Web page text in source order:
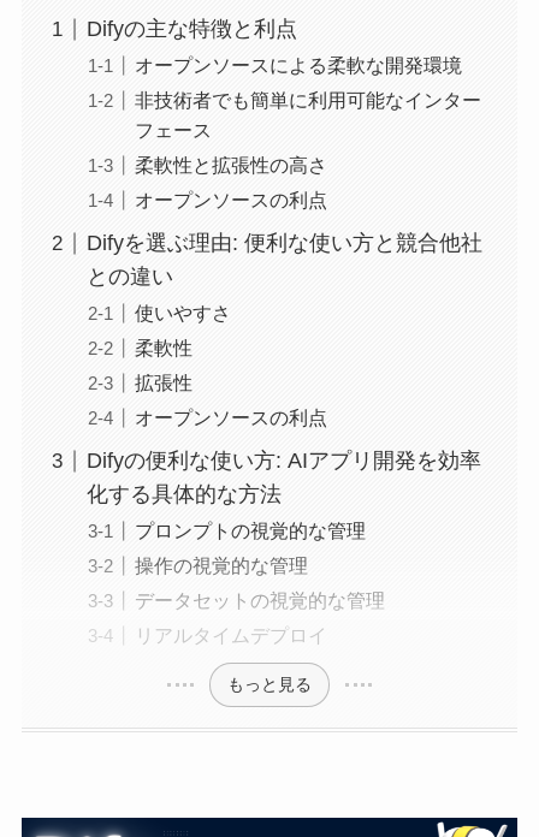
Difyの主な特徴と利点
オープンソースによる柔軟な開発環境
非技術者でも簡単に利用可能なインター
フェース
柔軟性と拡張性の高さ
オープンソースの利点
Difyを選ぶ理由: 便利な使い方と競合他社
との違い
使いやすさ
柔軟性
拡張性
オープンソースの利点
Difyの便利な使い方: AIアプリ開発を効率
化する具体的な方法
プロンプトの視覚的な管理
操作の視覚的な管理
データセットの視覚的な管理
リアルタイムデプロイ
もっと見る